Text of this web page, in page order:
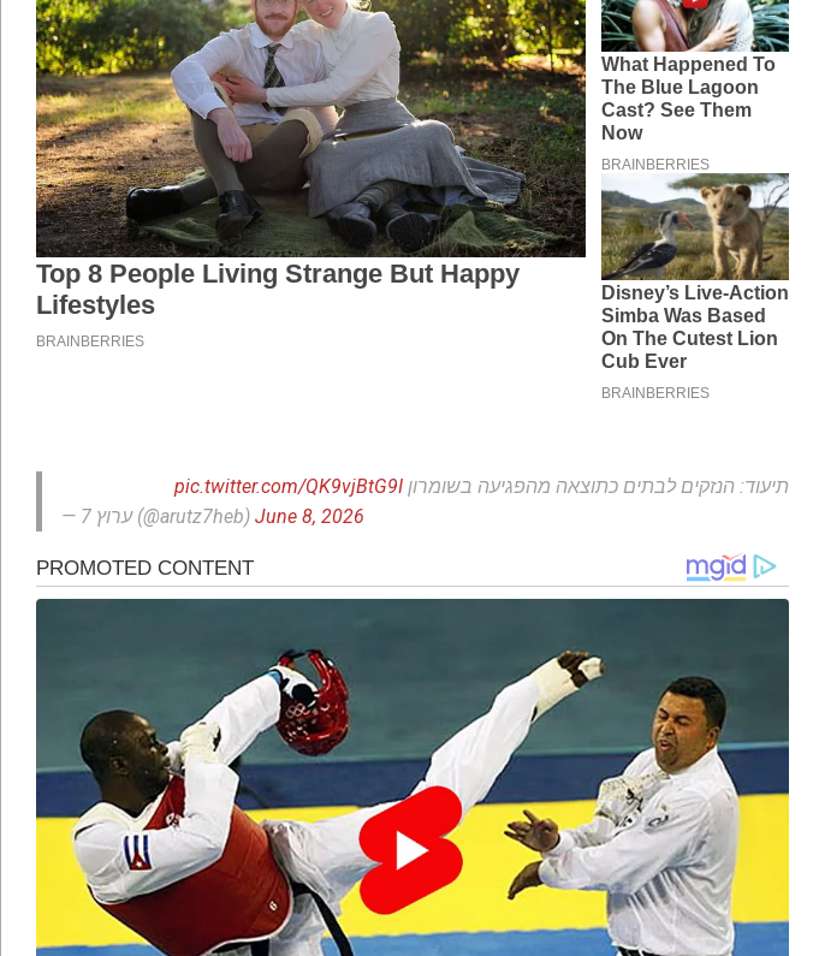
תיעוד: הנזקים לבתים כתוצאה מהפגיעה בשומרון pic.twitter.com/QK9vjBtG9I
— ערוץ 7 (@arutz7heb) June 8, 2026